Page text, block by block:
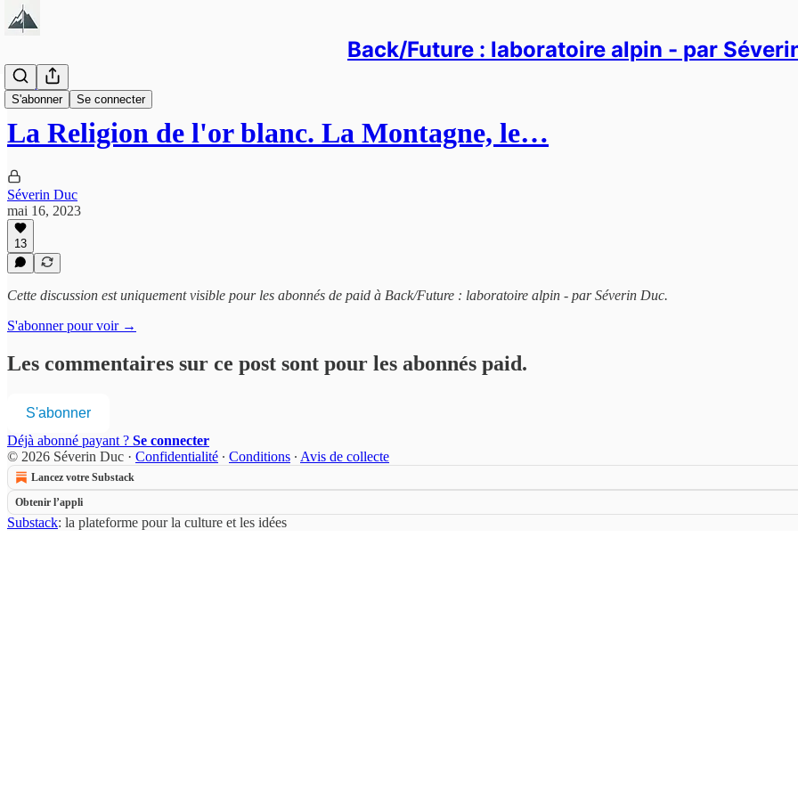
Back/Future : laboratoire alpin - par
S'abonner Se connecter
Newsletter
La Religion de l'or blanc. La Montagne, le…
Séverin Duc
mai 16, 2023
13
Cette discussion est uniquement visible pour les abonnés de paid à Back/Future : laboratoire alpin - par Séverin Duc.
S'abonner pour voir →
Les commentaires sur ce post sont pour les abonnés paid.
S'abonner
Déjà abonné payant ? Se connecter
© 2026 Séverin Duc · Confidentialité ∙ Conditions ∙ Avis de collecte
Lancez votre Substack
Obtenir l’appli
Substack: la plateforme pour la culture et les idées